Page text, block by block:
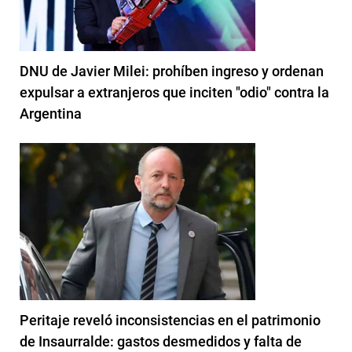
DNU de Javier Milei: prohíben ingreso y ordenan
expulsar a extranjeros que inciten "odio" contra la
Argentina
Peritaje reveló inconsistencias en el patrimonio
de Insaurralde: gastos desmedidos y falta de